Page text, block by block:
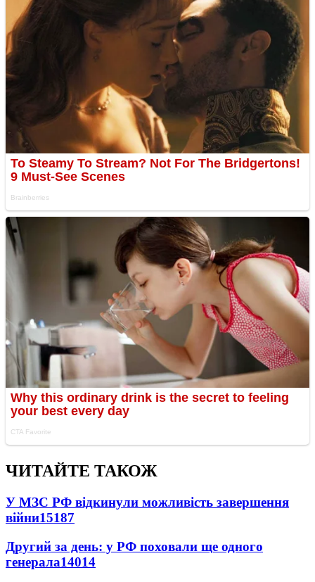
ЧИТАЙТЕ ТАКОЖ
У МЗС РФ відкинули можливість завершення
війни15187
Другий за день: у РФ поховали ще одного
генерала14014